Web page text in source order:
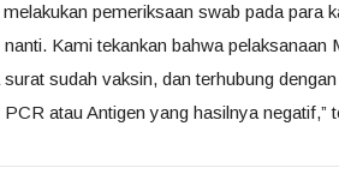
pemeriksaan swab pada para
Kami tekankan bahwa pelaksanaan
sudah vaksin, dan terhubung
atau Antigen yang hasilnya negatif,”